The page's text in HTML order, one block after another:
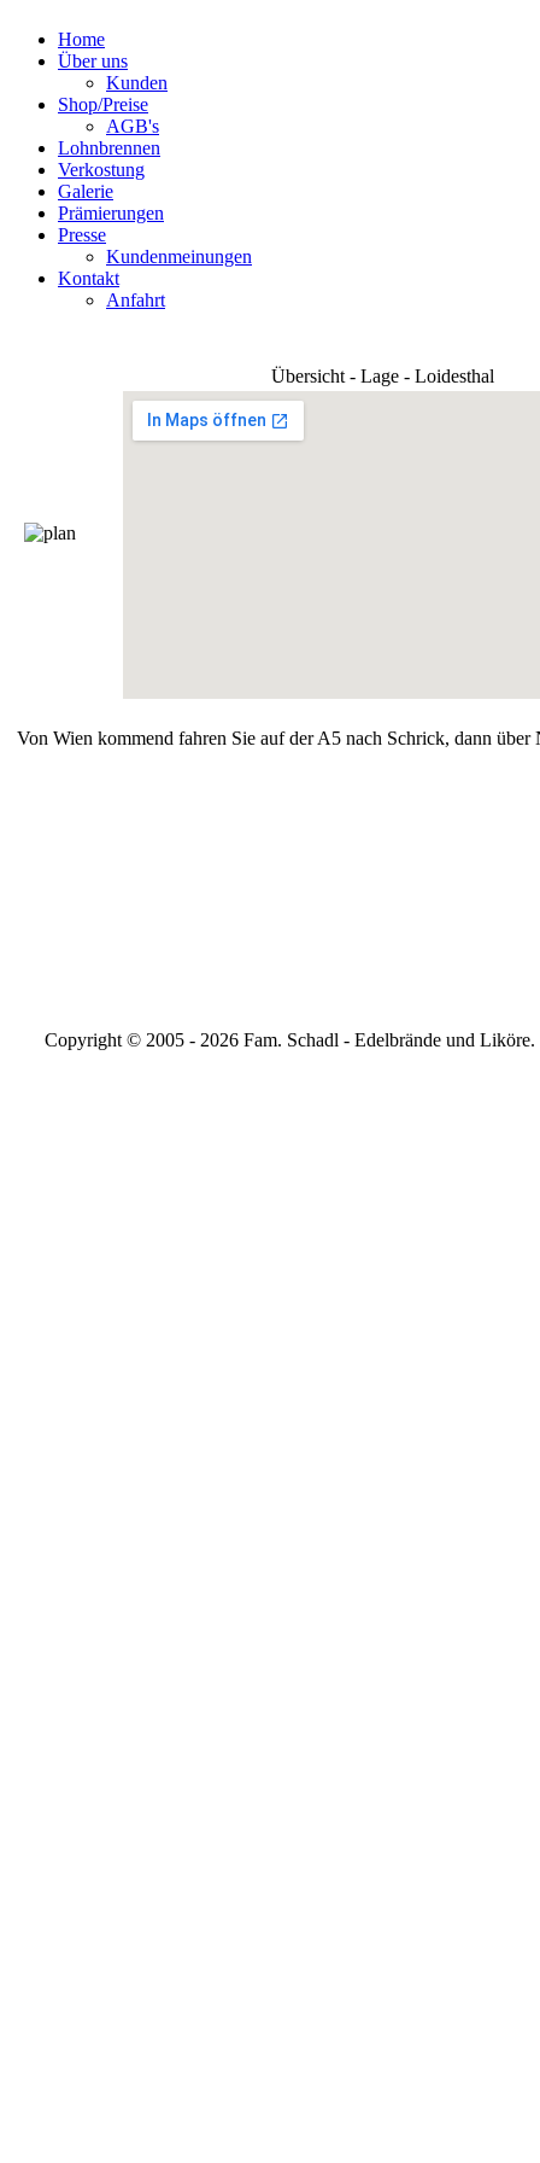
Home
Über uns
Kunden
Shop/Preise
AGB's
Lohnbrennen
Verkostung
Galerie
Prämierungen
Presse
Kundenmeinungen
Kontakt
Anfahrt
Übersicht - Lage - Loidesthal
Von Wien kommend fahren Sie auf der A5 nach Schrick, dann über
Copyright © 2005 - 2026 Fam. Schadl - Edelbrände und